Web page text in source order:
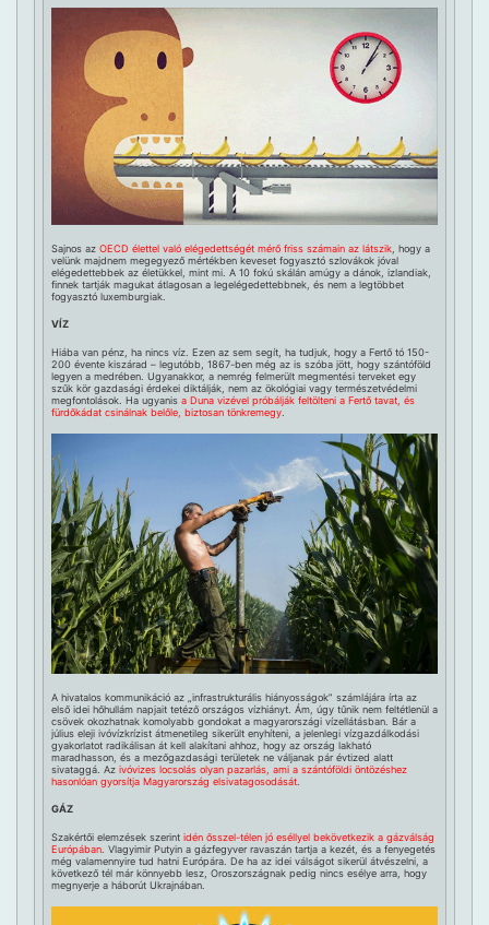
Sajnos az OECD élettel való elégedettségét mérő friss számain az látszik , hogy a
velünk majdnem megegyező mértékben keveset fogyasztó szlovákok jóval
elégedettebbek az életükkel, mint mi. A 10 fokú skálán amúgy a dánok, izlandiak,
finnek tartják magukat átlagosan a legelégedettebbnek, és nem a legtöbbet
fogyasztó luxemburgiak.
VÍZ
Hiába van pénz, ha nincs víz. Ezen az sem segít, ha tudjuk, hogy a Fertő tó 150-
200 évente kiszárad – legutóbb, 1867-ben még az is szóba jött, hogy szántóföld
legyen a medrében. Ugyanakkor, a nemrég felmerült megmentési terveket egy
szűk kör gazdasági érdekei diktálják, nem az ökológiai vagy természetvédelmi
megfontolások. Ha ugyanis a Duna vizével próbálják feltölteni a Fertő tavat, és
fürdőkádat csinálnak belőle, biztosan tönkremegy
A hivatalos kommunikáció az „infrastrukturális hiányosságok” számlájára írta az
első idei hőhullám napjait tetéző országos vízhiányt. Ám, úgy tűnik nem feltétlenül a
csövek okozhatnak komolyabb gondokat a magyarországi vízellátásban. Bár a
július eleji ivóvízkrízist átmenetileg sikerült enyhíteni, a jelenlegi vízgazdálkodási
gyakorlatot radikálisan át kell alakítani ahhoz, hogy az ország lakható
maradhasson, és a mezőgazdasági területek ne váljanak pár évtized alatt
sivataggá. Az ivóvizes locsolás olyan pazarlás, ami a szántóföldi öntözéshez
hasonlóan gyorsítja Magyarország elsivatagosodását
GÁZ
Szakértői elemzések szerint idén ősszel-télen jó eséllyel bekövetkezik a gázválság
Európában . Vlagyimir Putyin a gázfegyver ravaszán tartja a kezét, és a fenyegetés
még valamennyire tud hatni Európára. De ha az idei válságot sikerül átvészelni, a
következő tél már könnyebb lesz, Oroszországnak pedig nincs esélye arra, hogy
megnyerje a háborút Ukrajnában.